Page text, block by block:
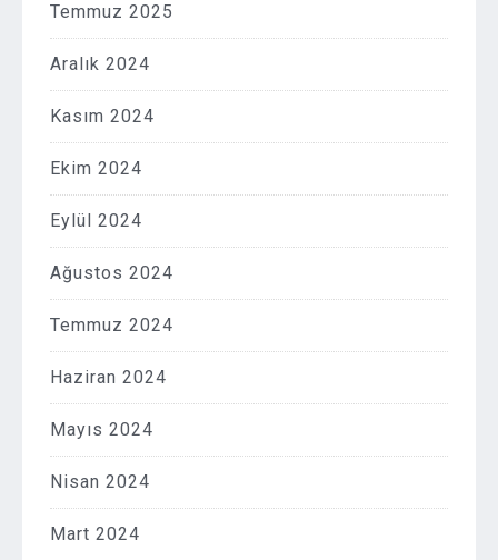
Temmuz 2025
Aralık 2024
Kasım 2024
Ekim 2024
Eylül 2024
Ağustos 2024
Temmuz 2024
Haziran 2024
Mayıs 2024
Nisan 2024
Mart 2024